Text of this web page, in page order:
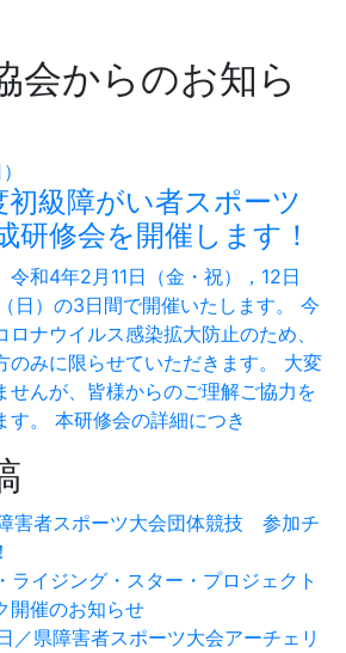
会からのお知ら
級障がい者スポーツ
研修会を開催します！
令和4年2月11日（金・祝），12日
日）の3日間で開催いたします。 今
ロナウイルス感染拡大防止のため、
のみに限らせていただきます。 大変
せんが、皆様からのご理解ご協力を
す。 本研修会の詳細につき
害者スポーツ大会団体競技 参加チ
ライジング・スター・プロジェクト
開催のお知らせ
／県障害者スポーツ大会アーチェリ